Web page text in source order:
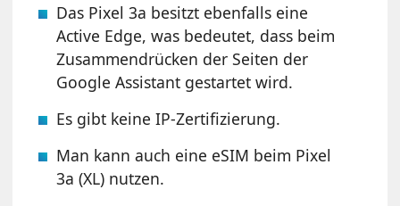
Das Pixel 3a besitzt ebenfalls eine
Active Edge, was bedeutet, dass beim
Zusammendrücken der Seiten der
Google Assistant gestartet wird.
Es gibt keine IP-Zertifizierung.
Man kann auch eine eSIM beim Pixel
3a (XL) nutzen.